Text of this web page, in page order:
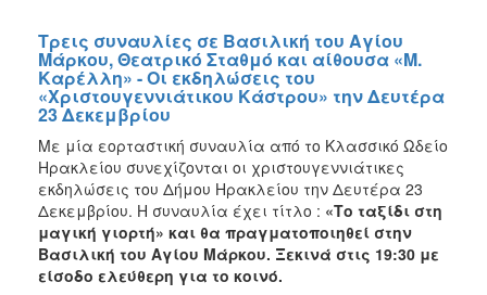
Τρεις συναυλίες σε Βασιλική του Αγίου
Μάρκου, Θεατρικό Σταθμό και αίθουσα «Μ.
Καρέλλη» - Οι εκδηλώσεις του
«Χριστουγεννιάτικου Κάστρου» την Δευτέρα
23 Δεκεμβρίου
Με μία εορταστική συναυλία από το Κλασσικό Ωδείο
Ηρακλείου συνεχίζονται οι χριστουγεννιάτικες
εκδηλώσεις του Δήμου Ηρακλείου την Δευτέρα 23
Δεκεμβρίου. Η συναυλία έχει τίτλο : «Το ταξίδι στη
μαγική γιορτή» και θα πραγματοποιηθεί στην
Βασιλική του Αγίου Μάρκου. Ξεκινά στις 19:30 με
είσοδο ελεύθερη για το κοινό.